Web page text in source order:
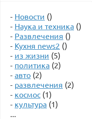
- Новости ()
- Наука и техника ()
- Развлечения ()
- Кухня news2 ()
- из жизни (5)
- политика (2)
- авто (2)
- развлечения (2)
- космос (1)
- культура (1)
...